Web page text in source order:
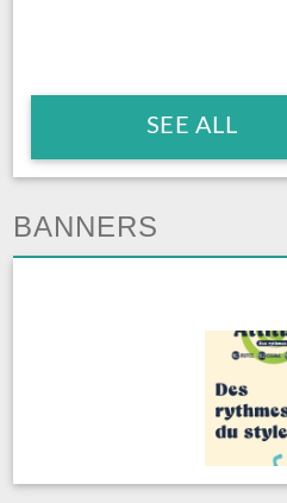
SEE ALL
BANNERS